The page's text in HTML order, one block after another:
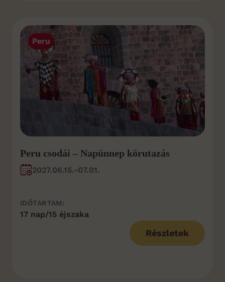
Peru
Peru csodái – Napünnep körutazás
2027.06.15.-07.01.
IDŐTARTAM:
17 nap/15 éjszaka
Részletek